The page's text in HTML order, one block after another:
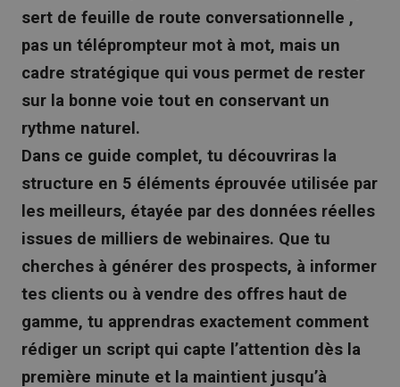
sert de feuille de route conversationnelle ,
pas un téléprompteur mot à mot, mais un
cadre stratégique qui vous permet de rester
sur la bonne voie tout en conservant un
rythme naturel.
Dans ce guide complet, tu découvriras la
structure en 5 éléments éprouvée utilisée par
les meilleurs, étayée par des données réelles
issues de milliers de webinaires. Que tu
cherches à générer des prospects, à informer
tes clients ou à vendre des offres haut de
gamme, tu apprendras exactement comment
rédiger un script qui capte l’attention dès la
première minute et la maintient jusqu’à